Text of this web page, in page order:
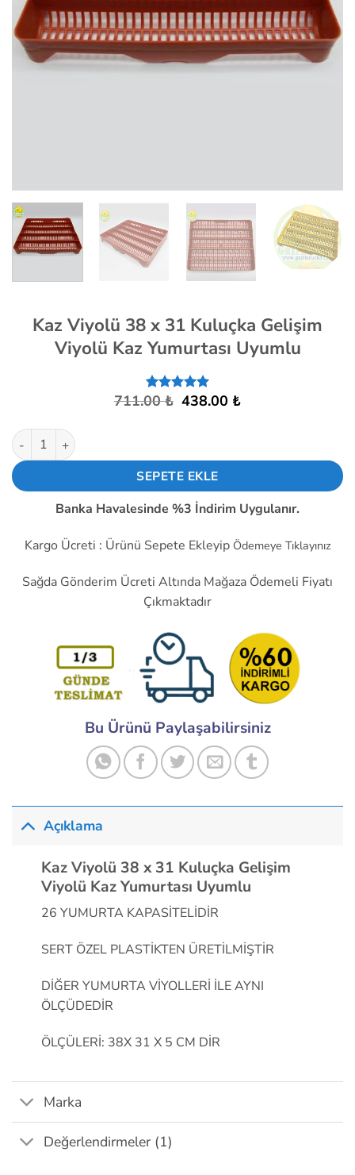
Kaz Viyolü 38 x 31 Kuluçka Gelişim
Viyolü Kaz Yumurtası Uyumlu
1
müşteri
711.00₺ Orijinal
438.00 ₺Şu
Kaz Viyolü 38 x 31 Kuluçka Gelişim Viyolü Kaz Yumurtası
SEPETE EKLE
Banka Havalesinde %3 İndirim Uygulanır.
Kargo Ücreti : Ürünü Sepete Ekleyip Ödemeye Tıklayınız
Sağda Gönderim Ücreti Altında Mağaza Ödemeli Fiyatı
Çıkmaktadır
Bu Ürünü Paylaşabilirsiniz
Açıklama
Kaz Viyolü 38 x 31 Kuluçka Gelişim
Viyolü Kaz Yumurtası Uyumlu
26 YUMURTA KAPASİTELİDİR
SERT ÖZEL PLASTİKTEN ÜRETİLMİŞTİR
DİĞER YUMURTA VİYOLLERİ İLE AYNI
ÖLÇÜDEDİR
ÖLÇÜLERİ: 38X 31 X 5 CM DİR
Marka
Değerlendirmeler (1)